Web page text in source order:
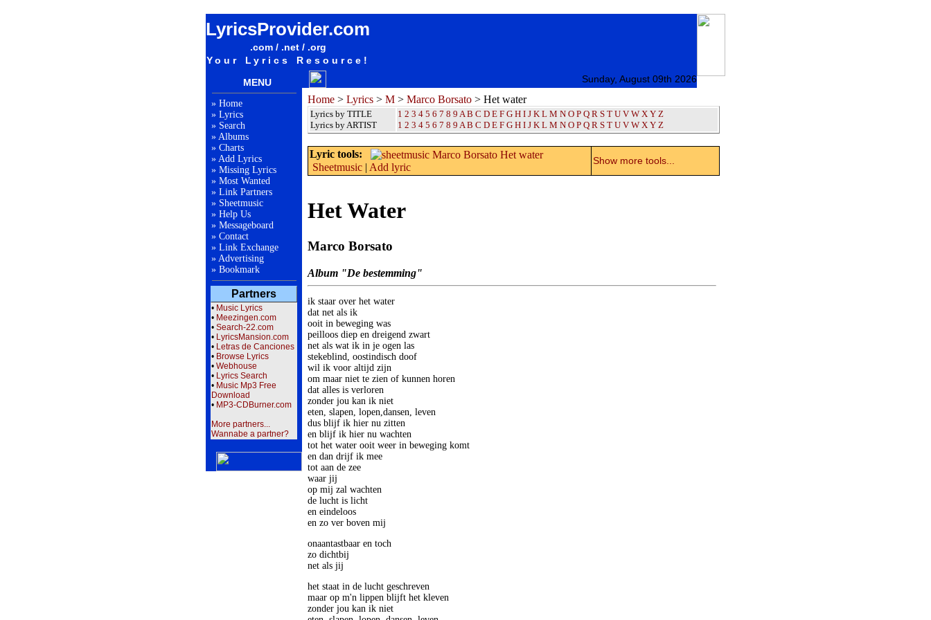
LyricsProvider.com
.com / .net / .org
Your Lyrics Resource!
MENU Sunday, August 09th 2026
» Home
» Lyrics
» Search
» Albums
» Charts
» Add Lyrics
» Missing Lyrics
» Most Wanted
» Link Partners
» Sheetmusic
» Help Us
» Messageboard
» Contact
» Link Exchange
» Advertising
» Bookmark
Partners
• Music Lyrics
• Meezingen.com
• Search-22.com
• LyricsMansion.com
• Letras de Canciones
• Browse Lyrics
• Webhouse
• Lyrics Search
• Music Mp3 Free
Download
• MP3-CDBurner.com
More partners...
Wannabe a partner?
Home > Lyrics > M > Marco Borsato > Het water
Lyrics by TITLE
Lyrics by ARTIST
1 2 3 4 5 6 7 8 9 A B C D E F G H I J K L M N O P Q R S T U V W X Y Z
1 2 3 4 5 6 7 8 9 A B C D E F G H I J K L M N O P Q R S T U V W X Y Z
Lyric tools:
Sheetmusic | Add lyric
Show more tools...
Het Water
Marco Borsato
Album "De bestemming"
ik staar over het water
dat net als ik
ooit in beweging was
peilloos diep en dreigend zwart
net als wat ik in je ogen las
stekeblind, oostindisch doof
wil ik voor altijd zijn
om maar niet te zien of kunnen horen
dat alles is verloren
zonder jou kan ik niet
eten, slapen, lopen,dansen, leven
dus blijf ik hier nu zitten
en blijf ik hier nu wachten
tot het water ooit weer in beweging komt
en dan drijf ik mee
tot aan de zee
waar jij
op mij zal wachten
de lucht is licht
en eindeloos
en zo ver boven mij
onaantastbaar en toch
zo dichtbij
net als jij
het staat in de lucht geschreven
maar op m'n lippen blijft het kleven
zonder jou kan ik niet